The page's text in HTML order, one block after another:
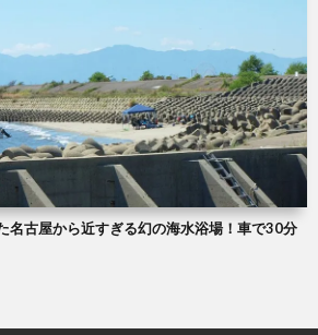
名古屋から近すぎる幻の海水浴場！車で30分